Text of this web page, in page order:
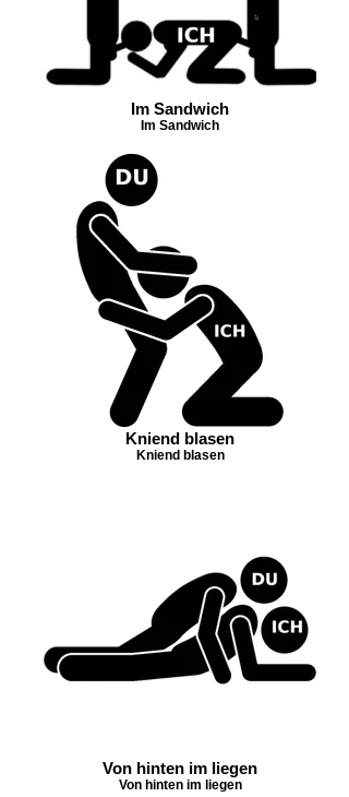
Im Sandwich
Im Sandwich
Kniend blasen
Kniend blasen
Von hinten im liegen
Von hinten im liegen